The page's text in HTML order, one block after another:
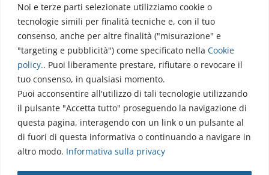
Noi e terze parti selezionate utilizziamo cookie o
tecnologie simili per finalità tecniche e, con il tuo
consenso, anche per altre finalità ("misurazione" e
"targeting e pubblicità") come specificato nella Cookie
policy.. Puoi liberamente prestare, rifiutare o revocare il
tuo consenso, in qualsiasi momento.
Puoi acconsentire all'utilizzo di tali tecnologie utilizzando
il pulsante "Accetta tutto" proseguendo la navigazione di
questa pagina, interagendo con un link o un pulsante al
di fuori di questa informativa o continuando a navigare in
altro modo. Informativa sulla privacy
Via dell’Elettronica
86077 Pozzilli (IS)
☏ 0865/915407
segreteriapolodidattico@neuromed.it